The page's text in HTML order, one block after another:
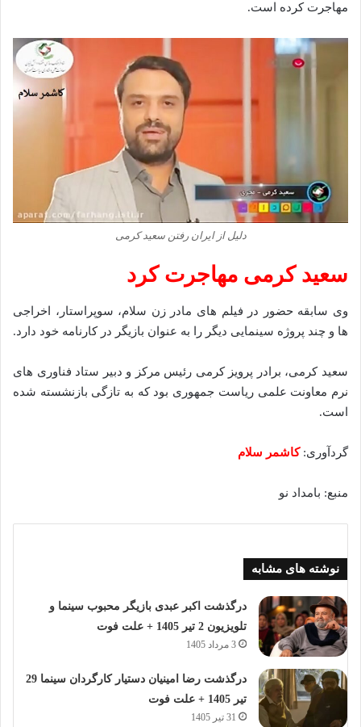
مهاجرت کرده است.
دلیل از ایران رفتن سعید کرمی
سعید کرمی مهاجرت کرد
وی سابقه‌ حضور در فیلم‌ های مادر زن سلام، سوپراستار، اخراجی‌
ها و چند پروژه‌ سینمایی دیگر را به عنوان بازیگر در کارنامه‌ خود دارد.
سعید کرمی، برادر پرویز کرمی رئیس مرکز و دبیر ستاد فناوری‌ های
نرم معاونت علمی ریاست جمهوری بود که به تازگی بازنشسته شده
است.
گردآوری:کاشمر سلام
منبع: بامداد نو
نوشته های مشابه
درگذشت اکبر عبدی بازیگر محبوب سینما و
تلویزیون 2 تیر 1405 + علت فوت
3 مرداد 1405
درگذشت رضا امینیان دستیار کارگردان سینما 29
تیر 1405 + علت فوت
31 تیر 1405